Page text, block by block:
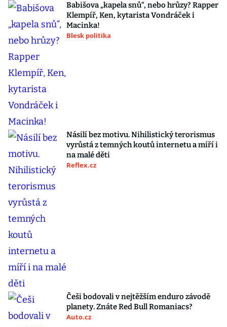
Babišova „kapela snů“, nebo hrůzy? Rapper
Klempíř, Ken, kytarista Vondráček i
Macinka!
Blesk politika
Násilí bez motivu. Nihilistický terorismus
vyrůstá z temných koutů internetu a míří i
na malé děti
Reflex.cz
Češi bodovali v nejtěžším enduro závodě
planety. Znáte Red Bull Romaniacs?
Auto.cz